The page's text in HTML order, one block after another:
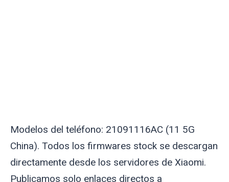
Modelos del teléfono: 21091116AC (11 5G
China). Todos los firmwares stock se descargan
directamente desde los servidores de Xiaomi.
Publicamos solo enlaces directos a